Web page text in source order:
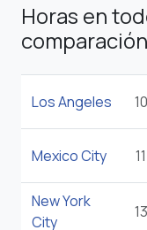
Horas en
Los Angeles
Mexico City
New York
City